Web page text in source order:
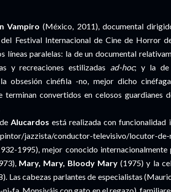
Vampiro (México, 2011), documental
Festival Internacional de Cine de Horror
líneas paralelas: la de un documental
y recreaciones estilizadas ad-hoc; y la de
obsesión cinéfila -no, mejor dicho
terminan convertidos en celosos guardianes
Alucardos está realizada con funcionalidad
pintor/jazzista/conductor-televisivo/locutor-
1995), mejor conocido internacionalmente
Mary, Mary, Bloody Mary (1975) y la
Las cabezas parlantes de especialistas